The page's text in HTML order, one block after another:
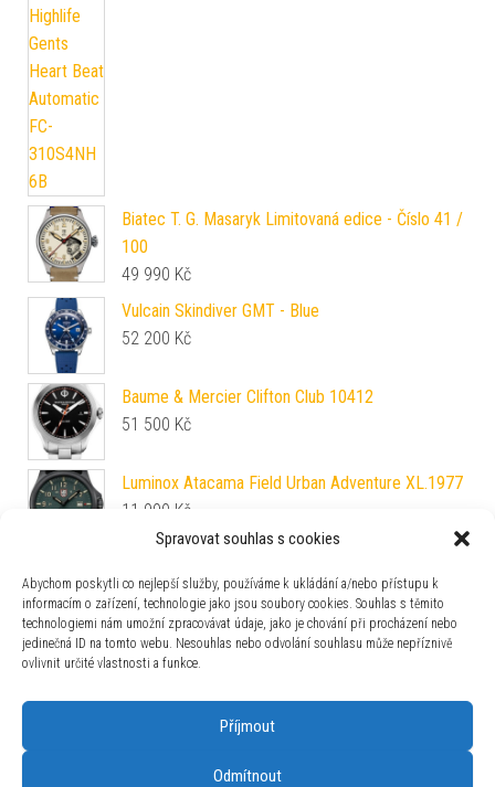
Spravovat souhlas s cookies
Abychom poskytli co nejlepší služby, používáme k ukládání a/nebo přístupu k
informacím o zařízení, technologie jako jsou soubory cookies. Souhlas s těmito
technologiemi nám umožní zpracovávat údaje, jako je chování při procházení nebo
jedinečná ID na tomto webu. Nesouhlas nebo odvolání souhlasu může nepříznivě
ovlivnit určité vlastnosti a funkce.
Příjmout
Odmítnout
Biatec T. G. Masaryk Limitovaná edice - Číslo 41 /
100
49 990 Kč
Vulcain Skindiver GMT - Blue
52 200 Kč
Baume & Mercier Clifton Club 10412
51 500 Kč
Luminox Atacama Field Urban Adventure XL.1977
11 990 Kč
Small Seconds NK5020-58X
13 700Kč
Junghans Max Bill Damen 47/4553.02